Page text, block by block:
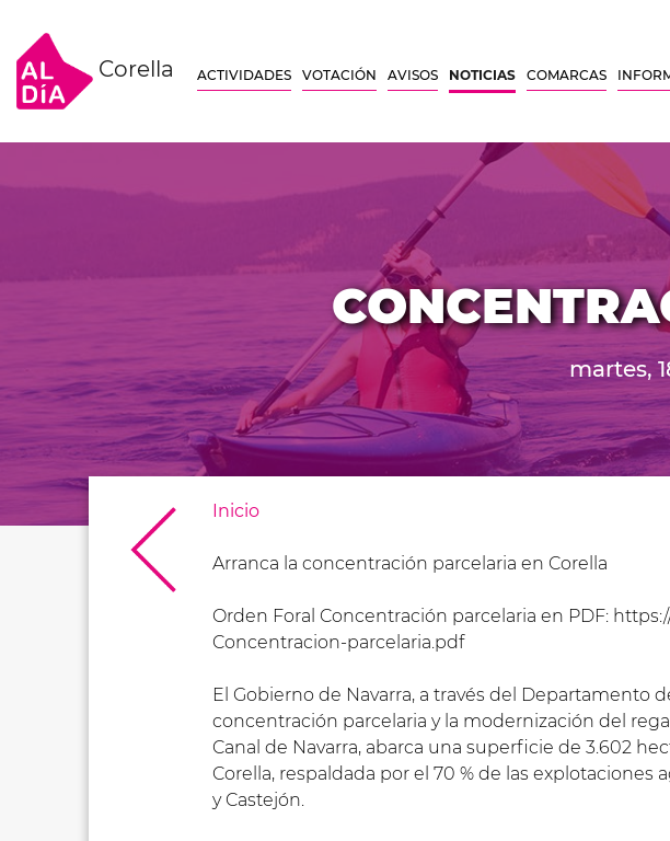
Corella ACTIVIDADES VOTACIÓN AVISOS NOTICIAS COMARCAS
martes,
Inicio
Arranca la concentración parcelaria en Corella
Orden Foral Concentración parcelaria en PDF:
Concentracion-parcelaria.pdf
El Gobierno de Navarra, a través del Departamento
concentración parcelaria y la modernización del
Canal de Navarra, abarca una superficie de 3.602
Corella, respaldada por el 70 % de las
y Castejón.